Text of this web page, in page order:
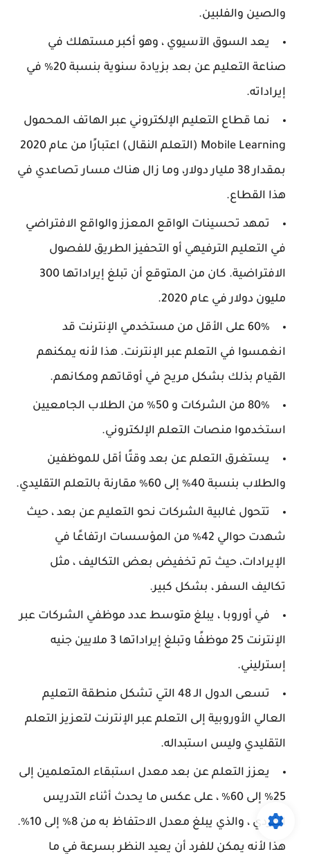
والصين والفلبين.
يعد السوق الآسيوي ، وهو أكبر مستهلك في
صناعة التعليم عن بعد بزيادة سنوية بنسبة 20٪ في
إيراداته.
نما قطاع التعليم الإلكتروني عبر الهاتف المحمول
Mobile Learning (التعلم النقال) اعتبارًا من عام 2020
بمقدار 38 مليار دولار، وما زال هناك مسار تصاعدي في
هذا القطاع.
تمهد تحسينات الواقع المعزز والواقع الافتراضي
في التعليم الترفيهي أو التحفيز الطريق للفصول
الافتراضية. كان من المتوقع أن تبلغ إيراداتها 300
مليون دولار في عام 2020.
60٪ على الأقل من مستخدمي الإنترنت قد
انغمسوا في التعلم عبر الإنترنت. هذا لأنه يمكنهم
القيام بذلك بشكل مريح في أوقاتهم ومكانهم.
80٪ من الشركات و 50٪ من الطلاب الجامعيين
استخدموا منصات التعلم الإلكتروني.
يستغرق التعلم عن بعد وقتًا أقل للموظفين
والطلاب بنسبة 40٪ إلى 60٪ مقارنة بالتعلم التقليدي.
تتحول غالبية الشركات نحو التعليم عن بعد ، حيث
شهدت حوالي 42٪ من المؤسسات ارتفاعًا في
الإيرادات، حيث تم تخفيض بعض التكاليف ، مثل
تكاليف السفر ، بشكل كبير.
في أوروبا ، يبلغ متوسط عدد موظفي الشركات عبر
الإنترنت 25 موظفًا وتبلغ إيراداتها 3 ملايين جنيه
إسترليني.
تسعى الدول الـ 48 التي تشكل منطقة التعليم
العالي الأوروبية إلى التعلم عبر الإنترنت لتعزيز التعلم
التقليدي وليس استبداله.
يعزز التعلم عن بعد معدل استبقاء المتعلمين إلى
25٪ إلى 60٪ ، على عكس ما يحدث أثناء التدريس
الفردي ، والذي يبلغ معدل الاحتفاظ به من 8٪ إلى 10٪.
هذا لأنه يمكن للفرد أن يعيد النظر بسرعة في ما